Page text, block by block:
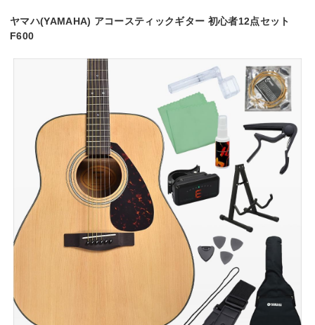
ヤマハ(YAMAHA) アコースティックギター 初心者12点セット
F600